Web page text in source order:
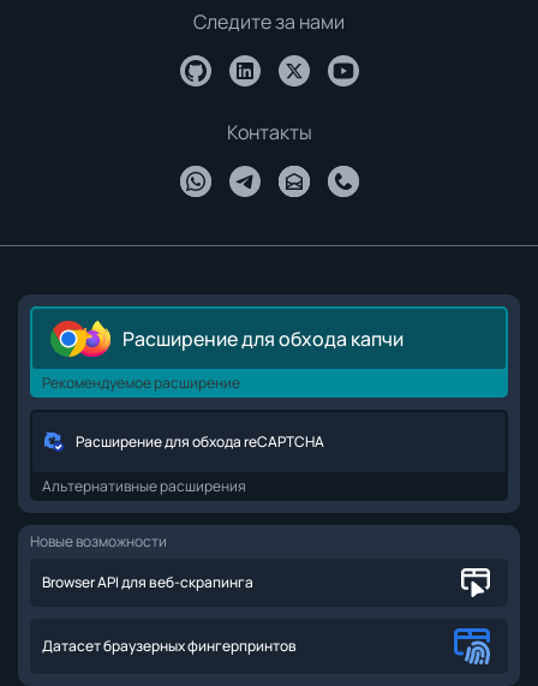
Следите за нами
Контакты
Расширение для обхода капчи
Рекомендуемое расширение
Расширение для обхода reCAPTCHA
Альтернативные расширения
Новые возможности
Browser API для веб-скрапинга
Датасет браузерных фингерпринтов